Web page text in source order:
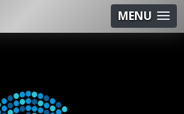
MENU